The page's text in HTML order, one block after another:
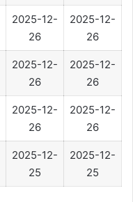
2025-12-
26
2025-12-
26
2025-12-
26
2025-12-
26
2025-12-
26
2025-12-
26
2025-12-
25
2025-12-
25